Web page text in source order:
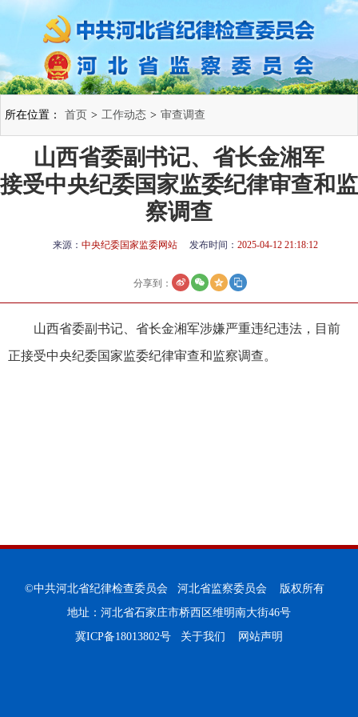
所在位置： 首页 > 工作动态 > 审查调查
山西省委副书记、省长金湘军
接受中央纪委国家监委纪律审查和监
察调查
来源： 中央纪委国家监委网站 发布时间： 2025-04-12 21:18:12
分享到：
山西省委副书记、省长金湘军涉嫌严重违纪违法，目前
正接受中央纪委国家监委纪律审查和监察调查。
©中共河北省纪律检查委员会 河北省监察委员会 版权所有
地址：河北省石家庄市桥西区维明南大街46号
冀ICP备18013802号
关于我们 网站声明